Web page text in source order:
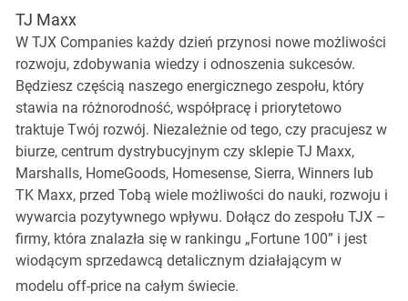
TJ Maxx
W TJX Companies każdy dzień przynosi nowe możliwości
rozwoju, zdobywania wiedzy i odnoszenia sukcesów.
Będziesz częścią naszego energicznego zespołu, który
stawia na różnorodność, współpracę i priorytetowo
traktuje Twój rozwój. Niezależnie od tego, czy pracujesz w
biurze, centrum dystrybucyjnym czy sklepie TJ Maxx,
Marshalls, HomeGoods, Homesense, Sierra, Winners lub
TK Maxx, przed Tobą wiele możliwości do nauki, rozwoju i
wywarcia pozytywnego wpływu. Dołącz do zespołu TJX –
firmy, która znalazła się w rankingu „Fortune 100” i jest
wiodącym sprzedawcą detalicznym działającym w
modelu off-price na całym świecie.